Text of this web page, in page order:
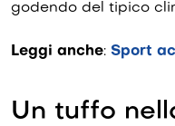
godendo del tipico
Leggi anche: Sport
Un tuffo